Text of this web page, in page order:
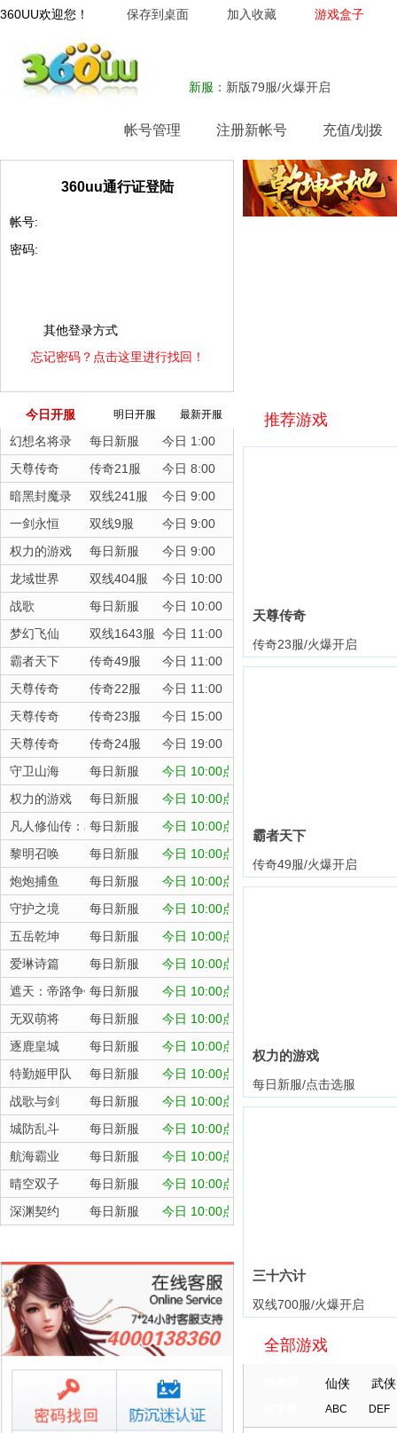
360UU欢迎您！ 保存到桌面 加入收藏 游戏盒子
新服： 新版79服/火爆开启
帐号管理 注册新帐号 充值/划拨
360uu通行证登陆
帐号:
密码:
其他登录方式
忘记密码？点击这里进行找回！
今日开服 明日开服 最新开服
幻想名将录 每日新服
今日 1:00
天尊传奇
传奇21服
今日 8:00
暗黑封魔录
双线241服
今日 9:00
一剑永恒
双线9服
今日 9:00
权力的游戏
每日新服
今日 9:00
龙域世界
双线404服
今日 10:00
战歌
每日新服
今日 10:00
梦幻飞仙
双线1643服 今日 11:00
霸者天下
传奇49服
今日 11:00
天尊传奇
传奇22服
今日 11:00
天尊传奇
传奇23服
今日 15:00
天尊传奇
传奇24服
今日 19:00
守卫山海
每日新服
今日 10:00点
权力的游戏
每日新服
今日 10:00点
凡人修仙传：星海飞驰
每日新服
今日 10:00点
黎明召唤
每日新服
今日 10:00点
炮炮捕鱼
每日新服
今日 10:00点
守护之境
每日新服
今日 10:00点
五岳乾坤
每日新服
今日 10:00点
爱琳诗篇
每日新服
今日 10:00点
遮天：帝路争锋每日新服
今日 10:00点
无双萌将
每日新服
今日 10:00点
逐鹿皇城
每日新服
今日 10:00点
特勤姬甲队
每日新服
今日 10:00点
战歌与剑
每日新服
今日 10:00点
城防乱斗
每日新服
今日 10:00点
航海霸业
每日新服
今日 10:00点
晴空双子
每日新服
今日 10:00点
深渊契约
每日新服
今日 10:00点
正中靶心
每日新服
今日 10:00点
神兵奇迹
今日 10:00点
微乐捕鱼千炮版每日新服
今日 10:00点
帕瓦勇者传说
每日新服
今日 10:00点
群英风华录
今日 10:00点
小小仙王
今日 10:00点
推荐游戏
天尊传奇
传奇23服/火爆开启
霸者天下
传奇49服/火爆开启
权力的游戏
每日新服/点击选服
三十六计
双线700服/火爆开启
全部游戏
仙侠 武侠
ABC DEF
继